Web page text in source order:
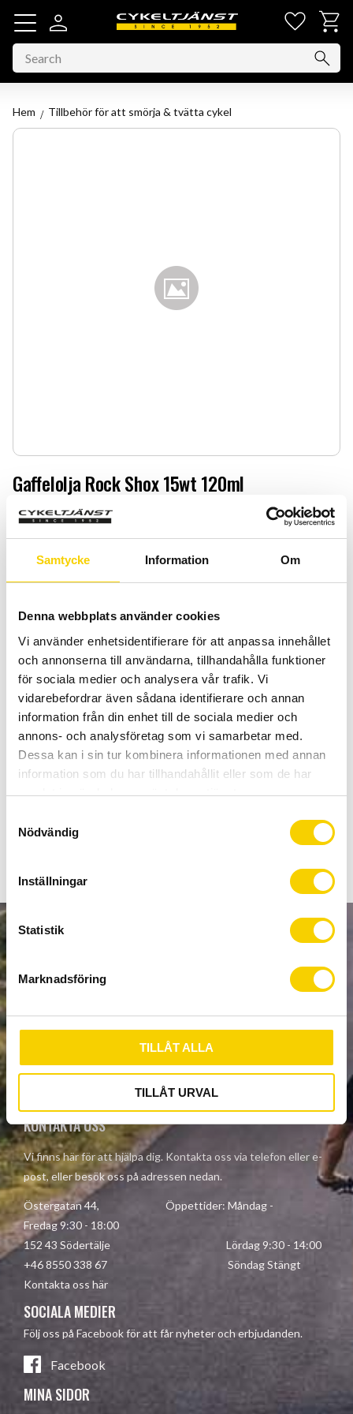
Samtycke Information Om
Denna webbplats använder cookies
Vi använder enhetsidentifierare för att anpassa innehållet
och annonserna till användarna, tillhandahålla funktioner
för sociala medier och analysera vår trafik. Vi
vidarebefordrar även sådana identifierare och annan
information från din enhet till de sociala medier och
annons- och analysföretag som vi samarbetar med.
Dessa kan i sin tur kombinera informationen med annan
information som du har tillhandahållit eller som de har
samlat in när du har använt deras tjänster.
c
k
s
v
a
l
Nödvändig
Inställningar
Statistik
Marknadsföring
TILLÅT ALLA
TILLÅT URVAL
Menu
Basket
Hem Tillbehör för att smörja & tvätta cykel
Gaffelolja Rock Shox 15wt 120ml
Gaffelolja Rock Shox 15wt 120ml
69:-
Quantity
-
BUY
Add
Certifierad cykelservice & Shimano Service Center
Stock status
To order
Your personal information is processed in accordance with our
privacy policy
KONTAKTA OSS
Vi finns här för att hjälpa dig. Kontakta oss via telefon eller e-
post, eller besök oss på adressen nedan.
Östergatan 44, Öppettider: Måndag -
Fredag 9:30 - 18:00
152 43 Södertälje Lördag 9:30 - 14:00
+46 8550 338 67 Söndag Stängt
Kontakta oss här
SOCIALA MEDIER
Följ oss på Facebook för att får nyheter och erbjudanden.
Facebook
MINA SIDOR